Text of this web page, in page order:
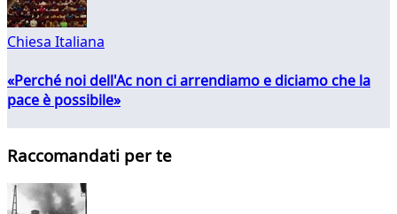
Chiesa Italiana
«Perché noi dell'Ac non ci arrendiamo e diciamo che la
pace è possibile»
Raccomandati per te